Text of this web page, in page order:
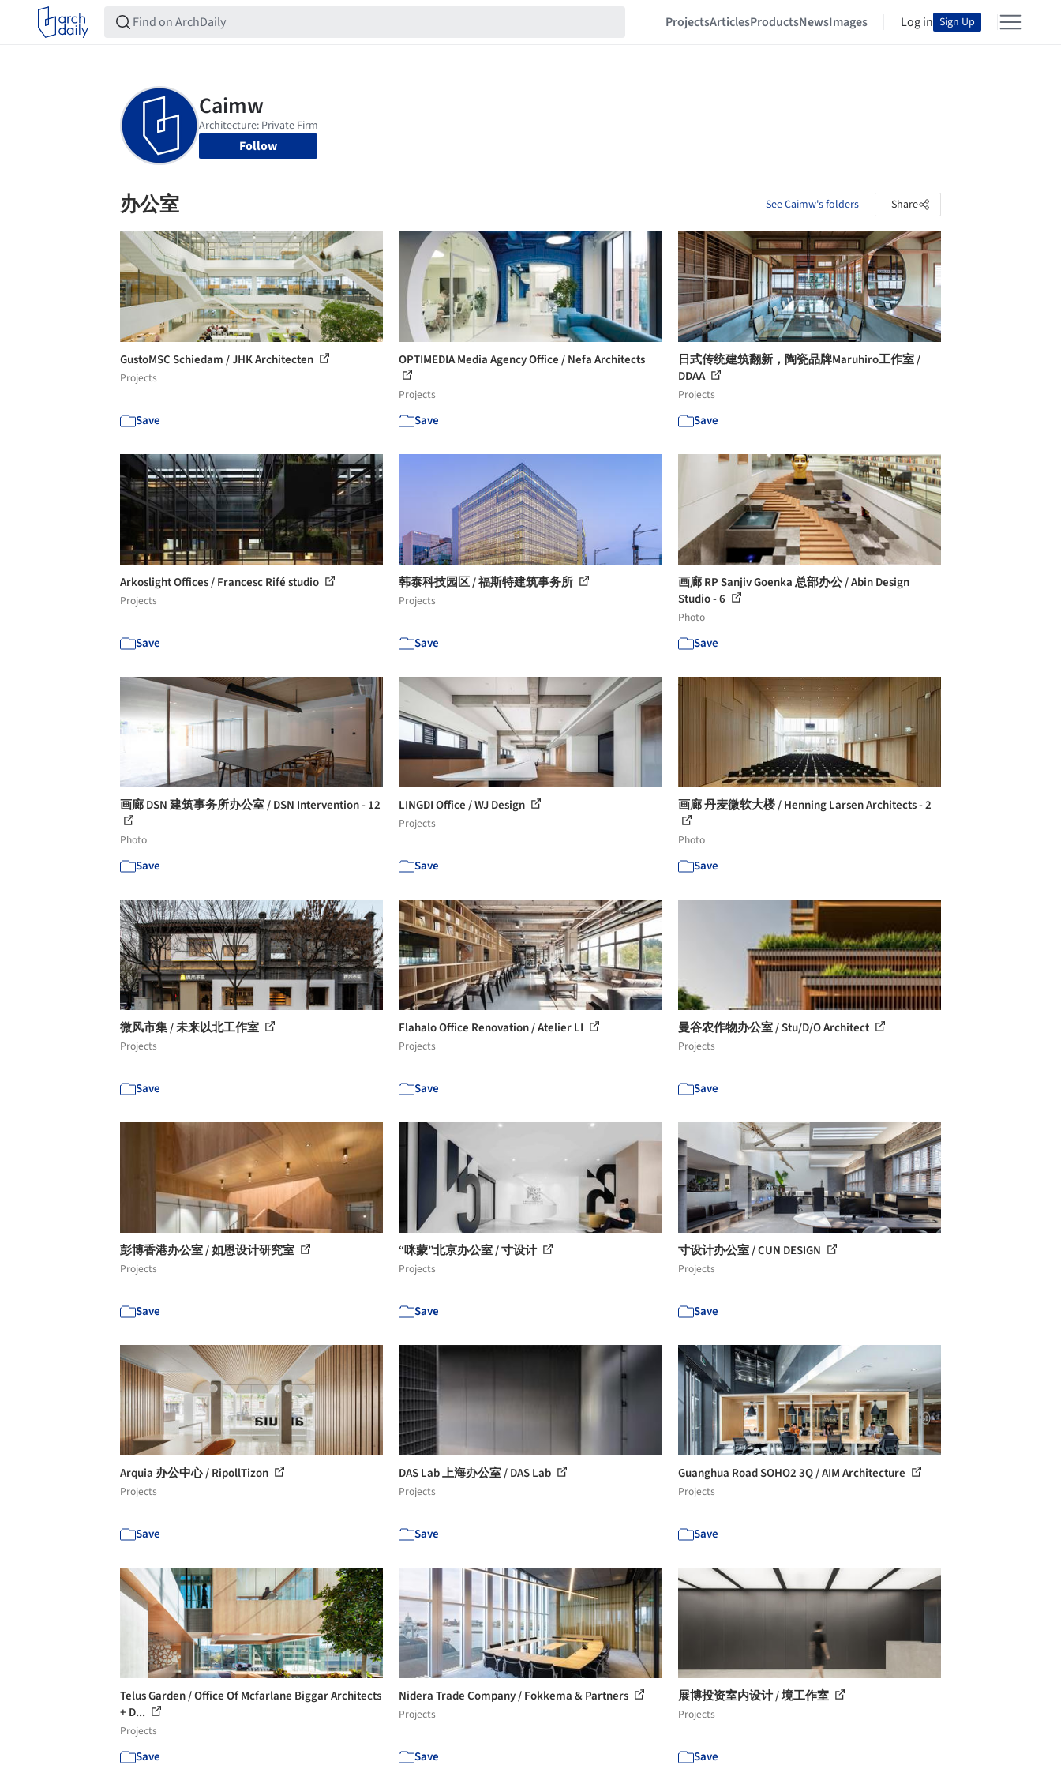
ProjectsArticlesProductsNewsImages Log in Sign Up
Follow
办公室 See Caimw's folders Share
GustoMSC Schiedam / JHK Architecten
Projects
Save
OPTIMEDIA Media Agency Office / Nefa Architects
Projects
Save
日式传统建筑翻新，陶瓷品牌Maruhiro工作室 /
DDAA
Projects
Save
Arkoslight Offices / Francesc Rifé studio
Projects
Save
韩泰科技园区 / 福斯特建筑事务所
Projects
Save
画廊 RP Sanjiv Goenka 总部办公 / Abin Design
Studio - 6
Photo
Save
画廊 DSN 建筑事务所办公室 / DSN Intervention - 12
Photo
Save
LINGDI Office / WJ Design
Projects
Save
画廊 丹麦微软大楼 / Henning Larsen Architects - 2
Photo
Save
微风市集 / 未来以北工作室
Projects
Save
Flahalo Office Renovation / Atelier LI
Projects
Save
曼谷农作物办公室 / Stu/D/O Architect
Projects
Save
彭博香港办公室 / 如恩设计研究室
Projects
Save
“咪蒙”北京办公室 / 寸设计
Projects
Save
寸设计办公室 / CUN DESIGN
Projects
Save
Arquia 办公中心 / RipollTizon
Projects
Save
DAS Lab 上海办公室 / DAS Lab
Projects
Save
Guanghua Road SOHO2 3Q / AIM Architecture
Projects
Save
Telus Garden / Office Of Mcfarlane Biggar Architects
+ D...
Projects
Save
Nidera Trade Company / Fokkema & Partners
Projects
Save
展博投资室内设计 / 境工作室
Projects
Save